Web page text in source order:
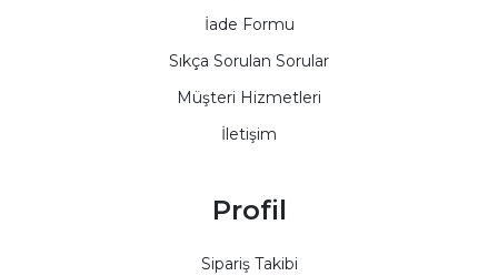
İade Formu
Sıkça Sorulan Sorular
Müşteri Hizmetleri
İletişim
Profil
Sipariş Takibi